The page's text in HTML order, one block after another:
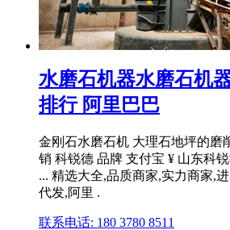
水磨石机器水磨石机
排行 阿里巴巴
金刚石水磨石机 大理石地坪的磨
销 科锐德 品牌 支付宝 ¥ 山东科
... 精选大全,品质商家,实力商家,
代发,阿里 .
联系电话: 180 3780 8511